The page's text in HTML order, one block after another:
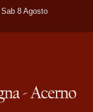
Sab 8 Agosto